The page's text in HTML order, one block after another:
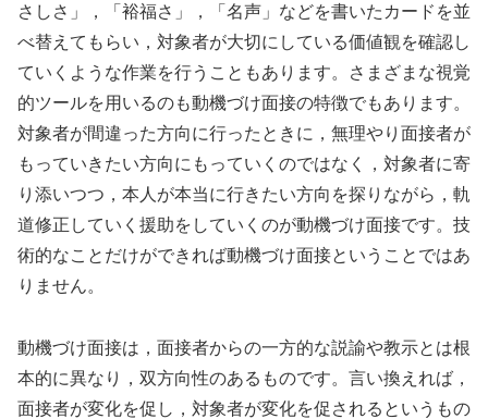
さしさ」，「裕福さ」，「名声」などを書いたカードを並
べ替えてもらい，対象者が大切にしている価値観を確認し
ていくような作業を行うこともあります。さまざまな視覚
的ツールを用いるのも動機づけ面接の特徴でもあります。
対象者が間違った方向に行ったときに，無理やり面接者が
もっていきたい方向にもっていくのではなく，対象者に寄
り添いつつ，本人が本当に行きたい方向を探りながら，軌
道修正していく援助をしていくのが動機づけ面接です。技
術的なことだけができれば動機づけ面接ということではあ
りません。
動機づけ面接は，面接者からの一方的な説諭や教示とは根
本的に異なり，双方向性のあるものです。言い換えれば，
面接者が変化を促し，対象者が変化を促されるというもの